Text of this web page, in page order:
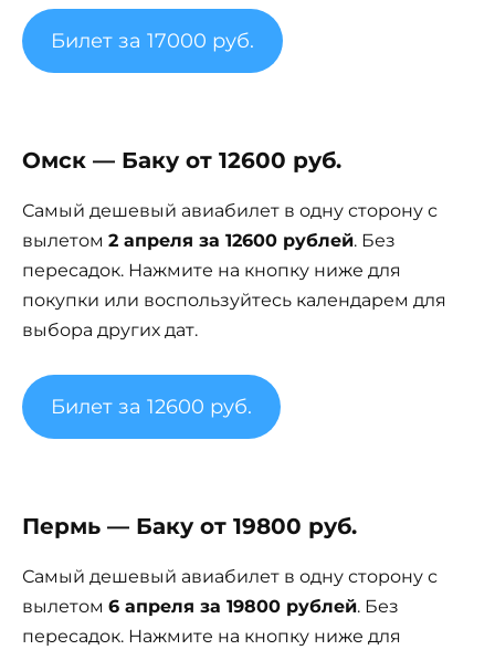
Билет за 17000 руб.
Омск — Баку от 12600 руб.
Самый дешевый авиабилет в одну сторону с
вылетом 2 апреля за 12600 рублей. Без
пересадок. Нажмите на кнопку ниже для
покупки или воспользуйтесь календарем для
выбора других дат.
Билет за 12600 руб.
Пермь — Баку от 19800 руб.
Самый дешевый авиабилет в одну сторону с
вылетом 6 апреля за 19800 рублей. Без
пересадок. Нажмите на кнопку ниже для